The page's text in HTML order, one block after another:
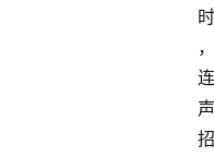
时
，
连
声
招